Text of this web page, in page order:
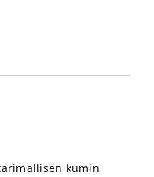
kumin